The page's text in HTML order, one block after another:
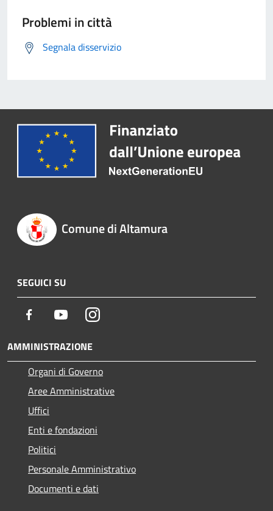
Problemi in città
Segnala disservizio
Comune di Altamura
SEGUICI SU
Facebook YoutubeInstagram
AMMINISTRAZIONE
Organi di Governo
Aree Amministrative
Uffici
Enti e fondazioni
Politici
Personale Amministrativo
Documenti e dati